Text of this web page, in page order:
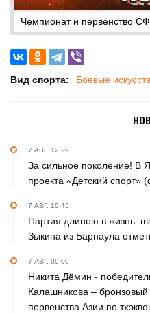
Чемпионат и первенство
Вид спорта: Боевые
7 АВГ. 12:29
За сильное поколение! В
проекта «Детский спорт»
7 АВГ. 10:45
Партия длиною в жизнь:
Зыкина из Барнаула
7 АВГ. 09:00
Никита Дёмин -
Калашникова –
первенства Азии по